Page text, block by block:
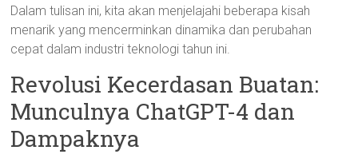
Dalam tulisan ini, kita akan menjelajahi beberapa kisah
menarik yang mencerminkan dinamika dan perubahan
cepat dalam industri teknologi tahun ini.
Revolusi Kecerdasan Buatan:
Munculnya ChatGPT-4 dan
Dampaknya